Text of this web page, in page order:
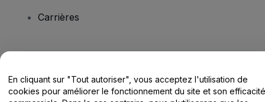
Carrières
Centre d'assistance / Nous contacter
En cliquant sur "Tout autoriser", vous acceptez l'utilisation de
cookies pour améliorer le fonctionnement du site et son efficacité